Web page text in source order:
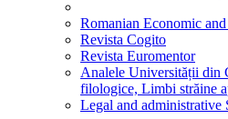
Romanian Economic
Revista Cogito
Revista Euromentor
Analele Universității din
filologice, Limbi străine
Legal and administrative